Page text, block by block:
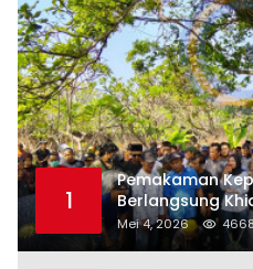
1
Pemakaman
Berlangsung
Larut Dalam
Mei 4, 2026